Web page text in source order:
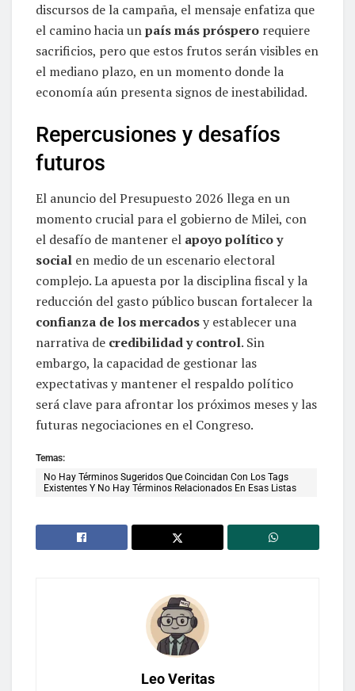
discursos de la campaña, el mensaje enfatiza que
el camino hacia unpaís más próspero requiere
sacrificios, pero que estos frutos serán visibles en
el mediano plazo, en un momento donde la
economía aún presenta signos de inestabilidad.
Repercusiones y desafíos
futuros
El anuncio del Presupuesto 2026 llega en un
momento crucial para el gobierno de Milei, con
el desafío de mantener el apoyo político y
social en medio de un escenario electoral
complejo. La apuesta por la disciplina fiscal y la
reducción del gasto público buscan fortalecer la
confianza de los mercadosy establecer una
narrativa de credibilidad y control. Sin
embargo, la capacidad de gestionar las
expectativas y mantener el respaldo político
será clave para afrontar los próximos meses y las
futuras negociaciones en el Congreso.
Temas:
No Hay Términos Sugeridos Que Coincidan Con Los Tags
Existentes Y No Hay Términos Relacionados En Esas Listas
Leo Veritas